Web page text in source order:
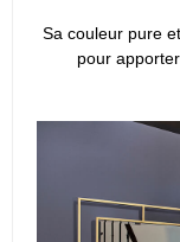
Sa couleur pure
pour